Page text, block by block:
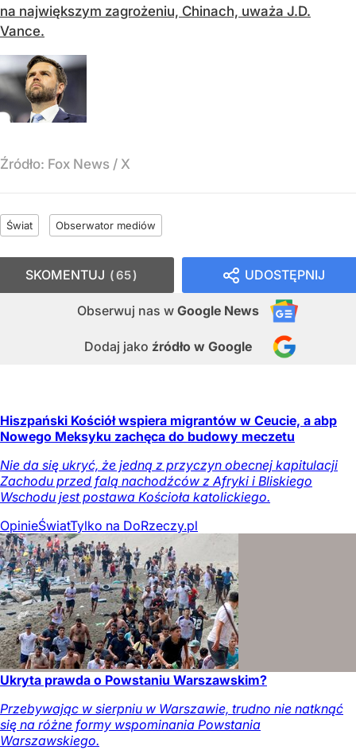
na największym zagrożeniu, Chinach, uważa J.D.
Vance.
Źródło: Fox News / X
Świat Obserwator mediów
UDOSTĘPNIJ
Obserwuj nas w Google News
Dodaj jako źródło w Google
SKOMENTUJ 65
Hiszpański Kościół wspiera migrantów w Ceucie, a abp
Nowego Meksyku zachęca do budowy meczetu
Nie da się ukryć, że jedną z przyczyn obecnej kapitulacji
Zachodu przed falą nachodźców z Afryki i Bliskiego
Wschodu jest postawa Kościoła katolickiego.
OpinieŚwiatTylko na DoRzeczy.pl
Ukryta prawda o Powstaniu Warszawskim?
Przebywając w sierpniu w Warszawie, trudno nie natknąć
się na różne formy wspominania Powstania
Warszawskiego.